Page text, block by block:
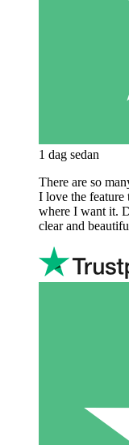
1 dag sedan
There are so
I love the feature
where I want it.
clear and